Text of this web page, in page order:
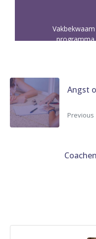
Angst
Previous